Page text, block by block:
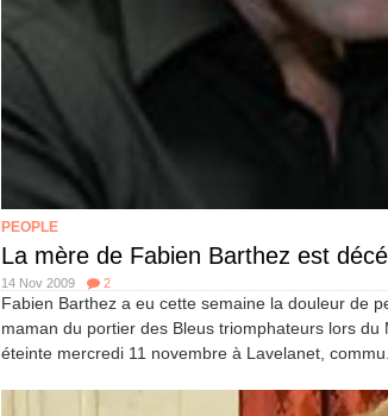
PEOPLE
La mère de Fabien Barthez est
14 Nov 2009 2
Fabien Barthez a eu cette semaine la douleur de
maman du portier des Bleus triomphateurs lors du
éteinte mercredi 11 novembre à Lavelanet,